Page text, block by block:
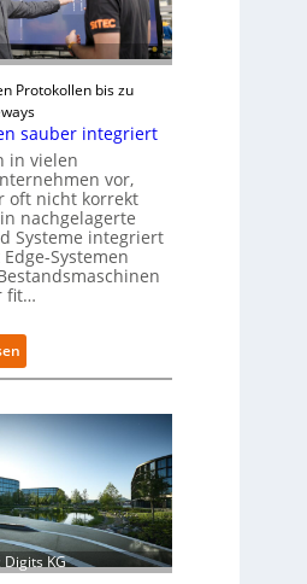
g
a
n
“
i
s
s
i
n
s
t
a
r
t
e
t
B
e
t
e
v
e
f
a
h
r
Protokollen bis zu
sauber integriert
in vielen
vor,
oft nicht korrekt
nachgelagerte
Systeme integriert
Systemen
fit…
:
R
t
r
o
f
i
t
-
D
Digits KG